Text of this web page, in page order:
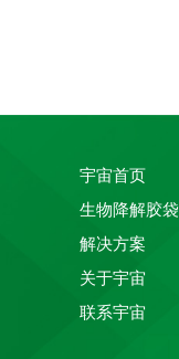
宇宙首页
生物降解胶袋
解决方案
关于宇宙
联系宇宙